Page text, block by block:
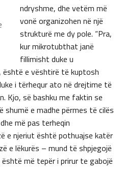
ndryshme, dhe vetëm më
vonë organizohen në një
strukturë me dy pole. “Pra,
kur mikrotubthat janë
fillimisht duke u
është e vështirë të kuptosh
i tërhequr ato në drejtime të
Kjo, së bashku me faktin se
shumë e madhe përmes të cilës
më pas terheqin
e njeriut është pothuajse katër
e lëkurës – mund të shpjegojë
më tepër i prirur te gabojë